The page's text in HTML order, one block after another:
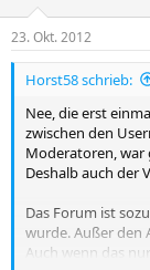
23. Okt. 2012
Horst58 schrieb:
Nee, die erst
zwischen den
Moderatoren, war
Deshalb auch der
Das Forum ist
wurde. Außer den
Auch wenn das